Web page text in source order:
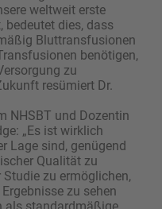
weltweit erste
bedeutet dies, dass
Bluttransfusionen
benötigen,
zu
resümiert Dr.
NHSBT und Dozentin
„Es ist wirklich
Lage sind, genügend
Qualität zu
zu ermöglichen,
zu sehen